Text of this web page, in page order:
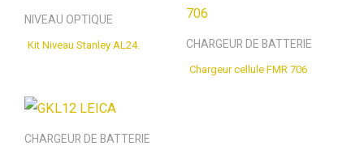
NIVEAU OPTIQUE
Kit Niveau Stanley AL24. CHARGEUR DE BATTERIE
Chargeur cellule FMR 706
CHARGEUR DE BATTERIE